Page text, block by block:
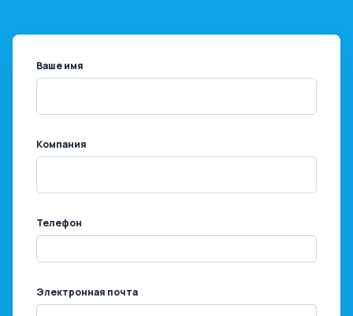
Ваше имя
Компания
Телефон
Электронная почта